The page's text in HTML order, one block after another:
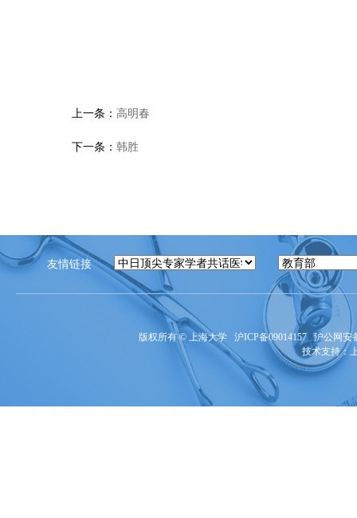
上一条： 高明春
下一条： 韩胜
友情链接
版权所有 © 上海大学 沪ICP备09014157 沪公网安
技术支持：